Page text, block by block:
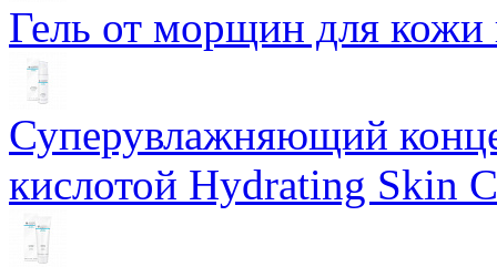
Гель от морщин для кожи
Суперувлажняющий
кислотой Hydrating Skin